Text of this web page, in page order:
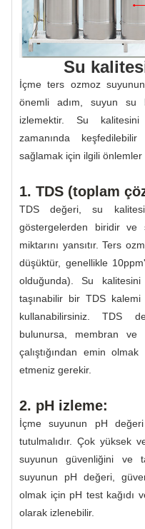
Su
İçme ters ozmoz
önemli adım, suyun su
izlemektir. Su
zamanında
sağlamak için ilgili önlemler
1. TDS (toplam
TDS değeri, su
göstergelerden biridir ve
miktarını yansıtır. Ters
düşüktür, genellikle
olduğunda). Su
taşınabilir bir TDS
kullanabilirsiniz. TDS
bulunursa, membran ve
çalıştığından emin
etmeniz gerekir.
2. pH izleme:
İçme suyunun pH
tutulmalıdır. Çok yüksek
suyunun güvenliğini ve
suyunun pH değeri,
olmak için pH test kağıdı
olarak izlenebilir.